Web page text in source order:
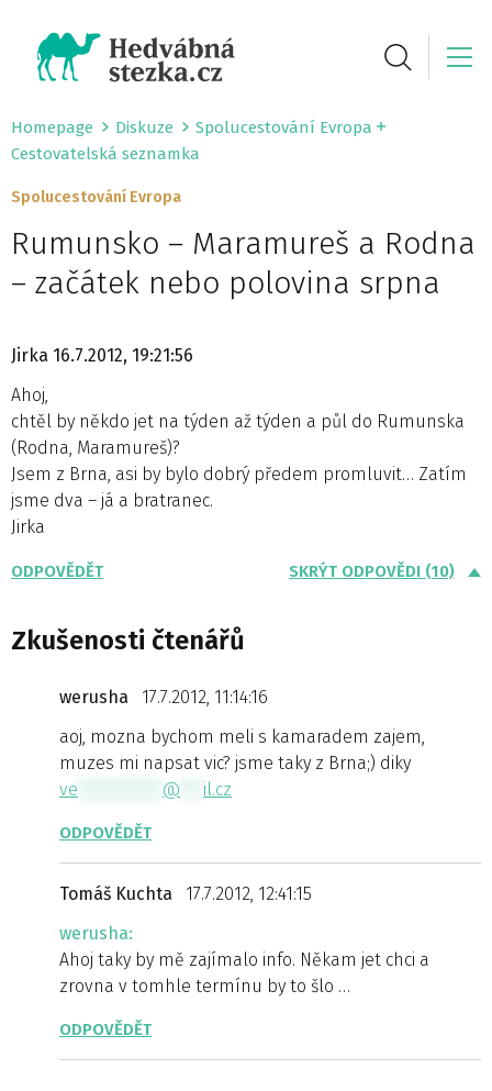
Homepage Diskuze
Spolucestování Evropa
Cestovatelská seznamka
Spolucestování Evropa
Rumunsko – Maramureš a Rodna
– začátek nebo polovina srpna
Jirka 16.7.2012, 19:21:56
Ahoj,
chtěl by někdo jet na týden až týden a půl do Rumunska
(Rodna, Maramureš)?
Jsem z Brna, asi by bylo dobrý předem promluvit… Zatím
jsme dva – já a bratranec.
Jirka
ODPOVĚDĚT SKRÝT ODPOVĚDI (10)
Zkušenosti čtenářů
werusha
17.7.2012, 11:14:16
aoj, mozna bychom meli s kamaradem zajem,
muzes mi napsat vic? jsme taky z Brna;) diky
ve
@ il.cz
ODPOVĚDĚT
Tomáš Kuchta
17.7.2012, 12:41:15
werusha:
Ahoj taky by mě zajímalo info. Někam jet chci a
zrovna v tomhle termínu by to šlo …
ODPOVĚDĚT